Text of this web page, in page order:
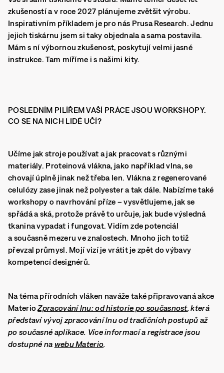
zkušeností a v roce 2027 plánujeme zvětšit výrobu.
Inspirativním příkladem je pro nás Prusa Research. Jednu
jejich tiskárnu jsem si taky objednala a sama postavila.
Mám s ní výbornou zkušenost, poskytují velmi jasné
instrukce. Tam míříme i s našimi kity.
POSLEDNÍM PILÍŘEM VAŠÍ PRÁCE JSOU WORKSHOPY.
CO SE NA NICH LIDÉ UČÍ?
Učíme jak stroje používat a jak pracovat s různými
materiály. Proteinová vlákna, jako například vlna, se
chovají úplně jinak než třeba len. Vlákna z regenerované
celulózy zase jinak než polyester a tak dále. Nabízíme také
workshopy o navrhování příze – vysvětlujeme, jak se
spřádá a ská, protože právě to určuje, jak bude výsledná
tkanina vypadat i fungovat. Vidím zde potenciál
a současně mezeru ve znalostech. Mnoho jich totiž
převzal průmysl. Mojí vizí je vrátit je zpět do výbavy
kompetencí designérů.
Na téma přírodních vláken naváže také připravovaná akce
MaterioZpracování lnu: od historie po současnost, která
představí vývoj zpracování lnu od tradičních postupů až
po současné aplikace. Více informací a registrace jsou
dostupné na webu Materio.